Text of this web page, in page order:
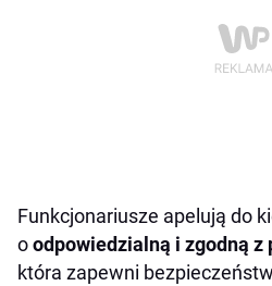
Funkcjonariusze apelują do
oodpowiedzialną i zgodną
która zapewni